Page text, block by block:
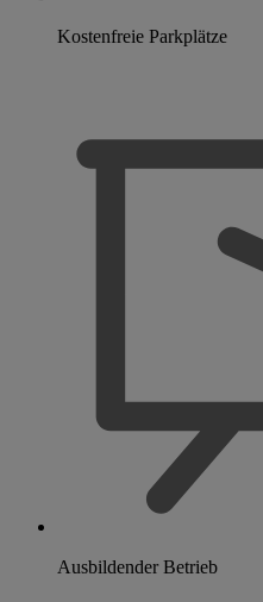
Kostenfreie Parkplätze
Ausbildender Betrieb